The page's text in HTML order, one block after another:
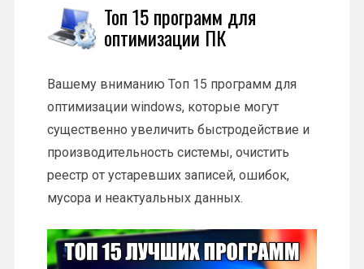
Топ 15 программ для
оптимизации ПК
Вашему вниманию Топ 15 программ для
оптимизации windows, которые могут
существенно увеличить быстродействие и
производительность системы, очистить
реестр от устаревших записей, ошибок,
мусора и неактуальных данных.